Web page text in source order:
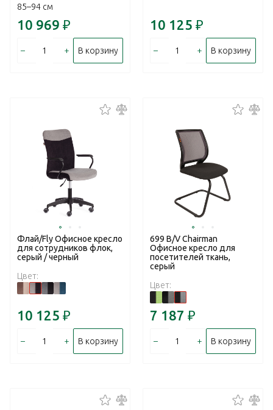
85–94 см
10 969 ₽
– + В корзину
10 125 ₽
– + В корзину
Флай/Fly Офисное кресло
для сотрудников флок,
серый / черный
Цвет:
10 125 ₽
– + В корзину
699 B/V Chairman
Офисное кресло для
посетителей ткань,
серый
Цвет:
7 187 ₽
– + В корзину